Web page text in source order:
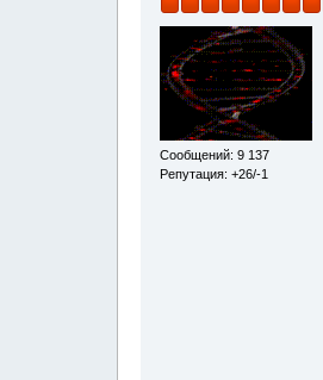
Сообщений: 9 137
Репутация: +26/-1